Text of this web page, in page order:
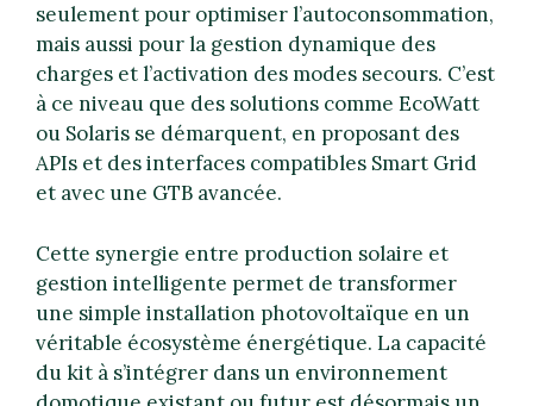
seulement pour optimiser l’autoconsommation,
mais aussi pour la gestion dynamique des
charges et l’activation des modes secours. C’est
à ce niveau que des solutions comme EcoWatt
ou Solaris se démarquent, en proposant des
APIs et des interfaces compatibles Smart Grid
et avec une GTB avancée.
Cette synergie entre production solaire et
gestion intelligente permet de transformer
une simple installation photovoltaïque en un
véritable écosystème énergétique. La capacité
du kit à s’intégrer dans un environnement